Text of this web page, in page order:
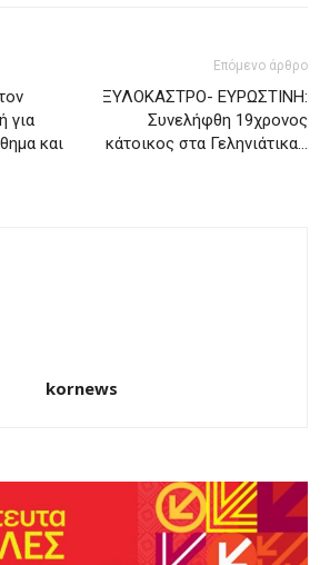
για
και
Επόμενο άρθρο
ΞΥΛΟΚΑΣΤΡΟ- ΕΥΡΩΣΤΙΝΗ:
Συνελήφθη 19χρονος
κάτοικος στα Γεληνιάτικα…
kornews